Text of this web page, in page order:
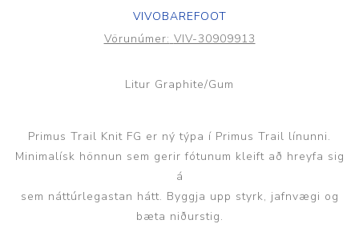
VIVOBAREFOOT
Vörunúmer: VIV-30909913
Litur Graphite/Gum
Primus Trail Knit FG er ný týpa í Primus Trail línunni.
Minimalísk hönnun sem gerir fótunum kleift að hreyfa sig
á
sem náttúrlegastan hátt. Byggja upp styrk, jafnvægi og
bæta niðurstig.